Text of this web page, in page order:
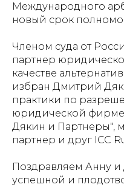
Международного
новый срок
Членом суда от
партнер
качестве
избран Дмитрий
практики по
юридической фирме
Дякин и Партнеры",
партнер и друг ICC
Поздравляем Анну
успешной и